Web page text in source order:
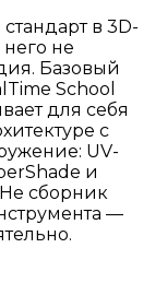
в 3D-
не
Базовый
School
для себя
с
UV-
и
сборник
—